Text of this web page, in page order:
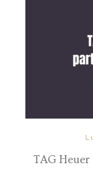
TAG